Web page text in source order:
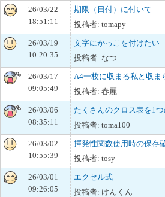
26/03/22
18:51:11
期限（日付）に付いて
投稿者: tomapy
26/03/19
10:20:35
文字にかっこを付けたい
投稿者: なつ
26/03/17
09:05:49
A4一枚に収まる私と収ま
投稿者: 春麗
26/03/06
08:35:11
たくさんのクロス表を1
投稿者: toma100
26/03/02
10:55:39
揮発性関数使用時の保存
投稿者: tosy
26/03/01
09:26:05
エクセル式
投稿者: けんくん